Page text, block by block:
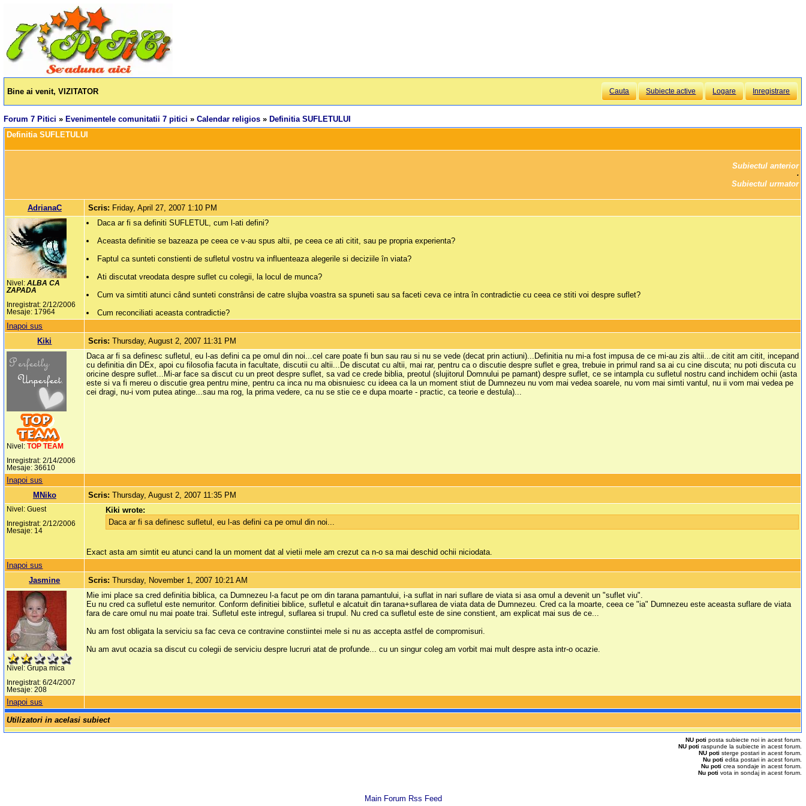
Bine ai venit, VIZITATOR Cauta Subiecte active Logare Inregistrare
Forum 7 Pitici » Evenimentele comunitatii 7 pitici »Calendar religios » Definitia SUFLETULUI
Definitia SUFLETULUI
Subiectul anterior
Subiectul urmator
AdrianaC Scris: Friday, April 27, 2007 1:10 PM
Nivel:ALBA CA
ZAPADA
Inregistrat: 2/12/2006
Mesaje: 17964
Daca ar fi sa definiti SUFLETUL, cum l-ati defini?
Aceasta definitie se bazeaza pe ceea ce v-au spus altii, pe ceea ce ati citit, sau pe propria experienta?
Faptul ca sunteti constienti de sufletul vostru va influenteaza alegerile si deciziile în viata?
Ati discutat vreodata despre suflet cu colegii, la locul de munca?
Cum va simtiti atunci când sunteti constrânsi de catre slujba voastra sa spuneti sau sa faceti ceva ce intra în contradictie cu ceea ce stiti voi despre suflet?
Cum reconciliati aceasta contradictie?
Inapoi sus
Kiki
Scris:Thursday, August 2, 2007 11:31 PM
Nivel:TOP TEAM
Inregistrat: 2/14/2006
Mesaje: 36610
Daca ar fi sa definesc sufletul, eu l-as defini ca pe omul din noi...cel care poate fi bun sau rau si nu se vede (decat prin actiuni)...Definitia nu mi-a fost impusa de ce mi-au zis altii...de citit am citit, incepand
cu definitia din DEx, apoi cu filosofia facuta in facultate, discutii cu altii...De discutat cu altii, mai rar, pentru ca o discutie despre suflet e grea, trebuie in primul rand sa ai cu cine discuta; nu poti discuta cu
oricine despre suflet...Mi-ar face sa discut cu un preot despre suflet, sa vad ce crede biblia, preotul (slujitorul Domnului pe pamant) despre suflet, ce se intampla cu sufletul nostru cand inchidem ochii (asta
este si va fi mereu o discutie grea pentru mine, pentru ca inca nu ma obisnuiesc cu ideea ca la un moment stiut de Dumnezeu nu vom mai vedea soarele, nu vom mai simti vantul, nu ii vom mai vedea pe
cei dragi, nu-i vom putea atinge...sau ma rog, la prima vedere, ca nu se stie ce e dupa moarte - practic, ca teorie e destula)...
Inapoi sus
MNiko
Scris:Thursday, August 2, 2007 11:35 PM
Nivel: Guest
Inregistrat: 2/12/2006
Mesaje: 14
Kiki wrote:
Daca ar fi sa definesc sufletul, eu l-as defini ca pe omul din noi...
Exact asta am simtit eu atunci cand la un moment dat al vietii mele am crezut ca n-o sa mai deschid ochii niciodata.
Inapoi sus
Jasmine
Scris:Thursday, November 1, 2007 10:21 AM
Nivel: Grupa mica
Inregistrat: 6/24/2007
Mesaje: 208
Mie imi place sa cred definitia biblica, ca Dumnezeu l-a facut pe om din tarana pamantului, i-a suflat in nari suflare de viata si asa omul a devenit un "suflet viu".
Eu nu cred ca sufletul este nemuritor. Conform definitiei biblice, sufletul e alcatuit din tarana+suflarea de viata data de Dumnezeu. Cred ca la moarte, ceea ce "ia" Dumnezeu este aceasta suflare de viata
fara de care omul nu mai poate trai. Sufletul este intregul, suflarea si trupul. Nu cred ca sufletul este de sine constient, am explicat mai sus de ce...
Nu am fost obligata la serviciu sa fac ceva ce contravine constiintei mele si nu as accepta astfel de compromisuri.
Nu am avut ocazia sa discut cu colegii de serviciu despre lucruri atat de profunde... cu un singur coleg am vorbit mai mult despre asta intr-o ocazie.
Inapoi sus
Utilizatori in acelasi subiect
NU potiposta subiecte noi in acest forum.
NU potiraspunde la subiecte in acest forum.
NU potisterge postari in acest forum.
Nu potiedita postari in acest forum.
Nu poticrea sondaje in acest forum.
Nu potivota in sondaj in acest forum.
Main Forum Rss Feed